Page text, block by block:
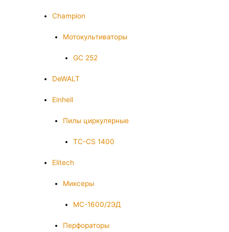
Champion
Мотокультиваторы
GC 252
DeWALT
Einhell
Пилы циркулярные
TC-CS 1400
Elitech
Миксеры
МС-1600/2ЭД
Перфораторы